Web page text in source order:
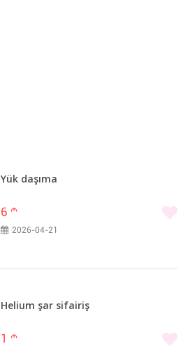
Yük daşıma
6 m
2026-04-21
Helium şar sifairiş
1 m